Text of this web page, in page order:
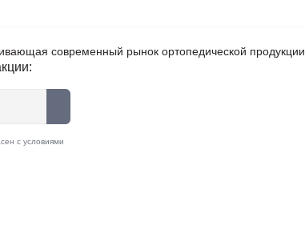
современный рынок ортопедической продукции.
с условиями